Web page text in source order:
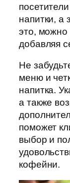
напитки, а
это, можно
добавляя
Не
меню и
напитка.
а также
поможет
выбор и
кофейни.